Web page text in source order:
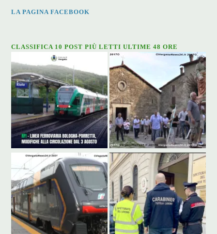
LA PAGINA FACEBOOK
CLASSIFICA 10 POST PIÙ LETTI ULTIME 48 ORE